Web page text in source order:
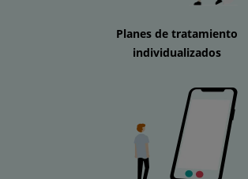
Planes de tratamiento
individualizados